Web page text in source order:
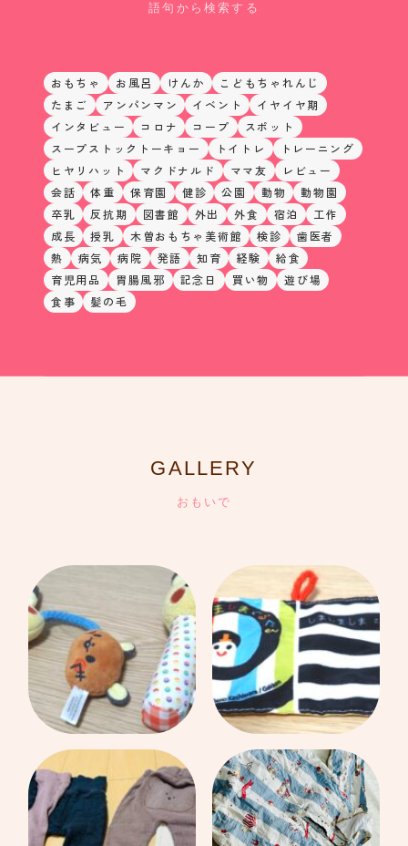
語句から検索する
おもちゃ お風呂 けんか
こどもちゃれんじ
たまご
アンパンマン イベント
イヤイヤ期
インタビュー
コロナ コープ
スポット
スープストックトーキョー
トイトレ
トレーニング
ヒヤリハット
マクドナルド ママ友
レビュー
会話
体重 保育園 健診 公園 動物
動物園
卒乳
反抗期 図書館 外出 外食 宿泊
工作
成長
授乳 木曽おもちゃ美術館 検診
歯医者
熱
病気 病院 発語 知育 経験
給食
育児用品
胃腸風邪 記念日 買い物
遊び場
食事
髪の毛
GALLERY
おもいで